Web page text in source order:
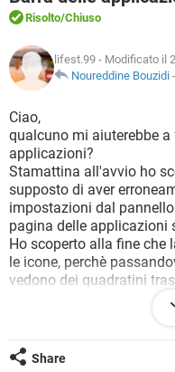
TIKTOK
HARDWARE
iOS
INSTAGRAM
TIKTOK
INTRATTENIMENTO
iOS
INSTAGRAM
TIKTOK
HARDWARE
FORUM
COVID-19
INTRATTENIMENTO
INSTAGRAM
TIKTOK
HARDWARE
GLOSSARIO
COVID-19
INTRATTENIMENTO
iOS
INSTAGRAM
TIKTOK
HARDWARE
Risolto/Chiuso
lifest.99 - Modificato il
Noureddine Bouzidi -
Ciao,
qualcuno mi aiuterebbe
applicazioni?
Stamattina all'avvio ho
supposto di aver
impostazioni dal
pagina delle applicazioni
Ho scoperto alla fine che
le icone, perchè
vedono dei quadratini
effettivamente al servizio
Il punto è che dovrei
Ho win10 ed è sparito
Share